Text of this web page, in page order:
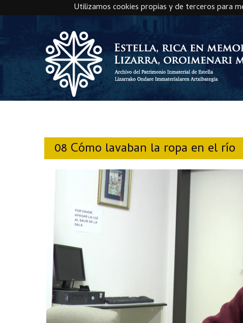
Utilizamos cookies propias y de terceros para
08 Cómo lavaban la ropa en el río